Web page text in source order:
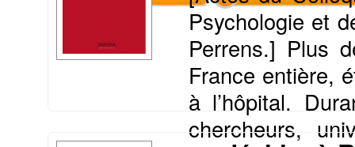
Psychologie et
Perrens.] Plus
France entière,
à l’hôpital.
chercheurs,